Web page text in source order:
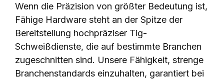
Wenn die Präzision von größter Bedeutung ist,
Fähige Hardware steht an der Spitze der
Bereitstellung hochpräziser Tig-
Schweißdienste, die auf bestimmte Branchen
zugeschnitten sind. Unsere Fähigkeit, strenge
Branchenstandards einzuhalten, garantiert bei